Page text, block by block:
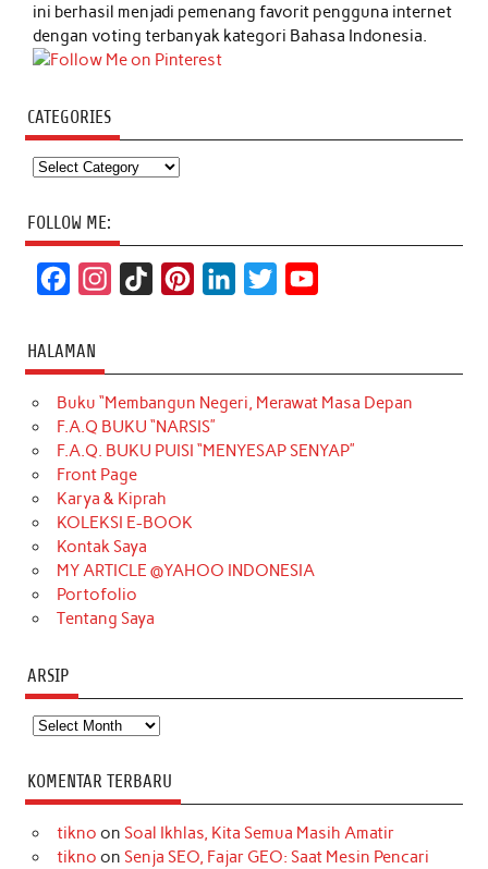
ini berhasil menjadi pemenang favorit pengguna internet
dengan voting terbanyak kategori Bahasa Indonesia.
CATEGORIES
Categories
FOLLOW ME:
c
e
b
o
o
k
t
a
g
r
a
m
T
o
k
t
e
r
k
e
d
t
t
e
T
u
b
HALAMAN
Buku “Membangun Negeri, Merawat Masa Depan
F.A.Q BUKU “NARSIS”
F.A.Q. BUKU PUISI “MENYESAP SENYAP”
Front Page
Karya & Kiprah
KOLEKSI E-BOOK
Kontak Saya
MY ARTICLE @YAHOO INDONESIA
Portofolio
Tentang Saya
ARSIP
Arsip
KOMENTAR TERBARU
tikno on Soal Ikhlas, Kita Semua Masih Amatir
tikno on Senja SEO, Fajar GEO: Saat Mesin Pencari